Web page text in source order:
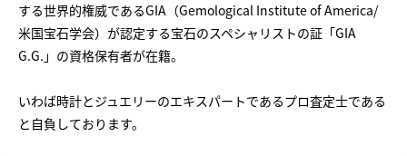
する世界的権威であるGIA（Gemological Institute of America/
米国宝石学会）が認定する宝石のスペシャリストの証「GIA
G.G.」の資格保有者が在籍。
いわば時計とジュエリーのエキスパートであるプロ査定士である
と自負しております。